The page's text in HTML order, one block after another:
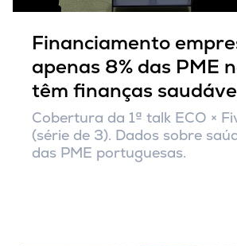
Financiamento
apenas 8% das PME
têm finanças
Cobertura da 1ª talk ECO ×
(série de 3). Dados sobre
das PME portuguesas.